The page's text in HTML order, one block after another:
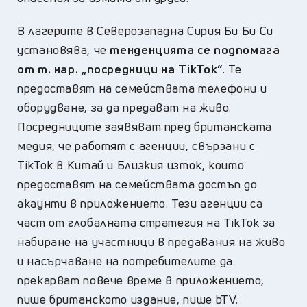
В лагерите в Северозападна Сирия Би Би Си
установява, че тенденцията се подпомага
от т. нар. „посредници на TikTok“. Те
предоставят на семействата телефони и
оборудване, за да предават на живо.
Посредниците заявяват пред британската
медия, че работят с агенции, свързани с
TikTok в Китай и Близкия изток, които
предоставят на семействата достъп до
акаунти в приложението. Тези агенции са
част от глобалната стратегия на TikTok за
набиране на участници в предавания на живо
и насърчаване на потребителите да
прекарват повече време в приложението,
пише британското издание, пише bTV.